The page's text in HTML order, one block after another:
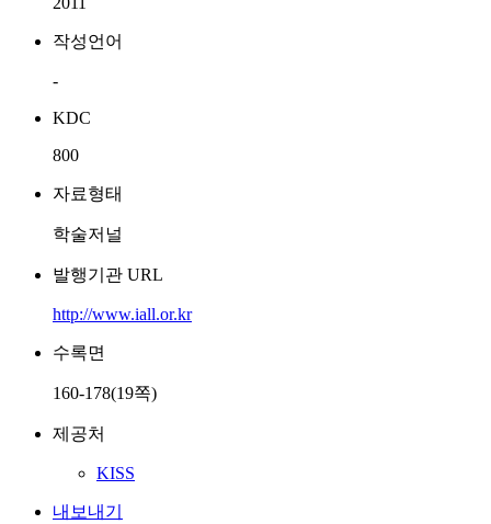
작성언어
-
KDC
800
자료형태
학술저널
발행기관 URL
http://www.iall.or.kr
수록면
160-178(19쪽)
제공처
KISS
내보내기